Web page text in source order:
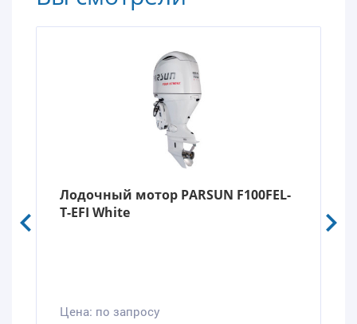
Лодочный мотор PARSUN F100FEL-
T-EFI White
Цена: по запросу